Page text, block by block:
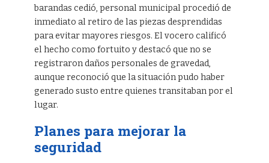
barandas cedió, personal municipal procedió de
inmediato al retiro de las piezas desprendidas
para evitar mayores riesgos. El vocero calificó
el hecho como fortuito y destacó que no se
registraron daños personales de gravedad,
aunque reconoció que la situación pudo haber
generado susto entre quienes transitaban por el
lugar.
Planes para mejorar la
seguridad